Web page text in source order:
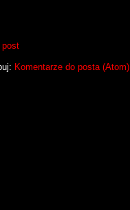
post
Komentarze do posta (Atom)